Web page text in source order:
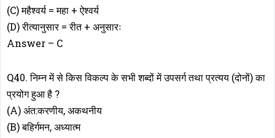
(C) महैश्वर्य = महा + ऐश्वर्य
(D) रीत्यानुसार = रीत + अनुसारः
Answer – C
Q40. निम्न में से किस विकल्प के सभी शब्दों में उपसर्ग तथा प्रत्यय (दोनों) का
प्रयोग हुआ है ?
(A) अंत:करणीय, अकथनीय
(B) बहिर्गमन, अध्यात्म